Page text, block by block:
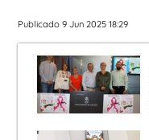
Publicado 9 Jun 2025 18:29